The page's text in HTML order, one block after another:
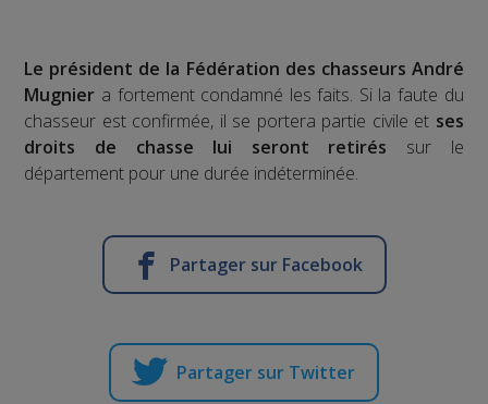
Le président de la Fédération des chasseurs André
Mugnier a fortement condamné les faits. Si la faute du
chasseur est confirmée, il se portera partie civile et ses
droits de chasse lui seront retirés sur le
département pour une durée indéterminée.
Partager sur Facebook
Partager sur Twitter